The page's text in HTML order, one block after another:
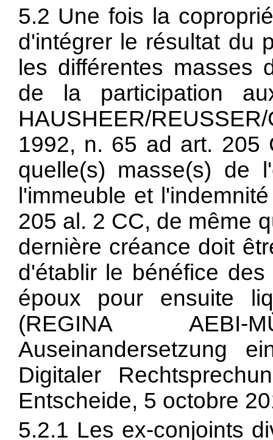
5.2 Une fois la
d'intégrer le résultat du
les différentes masses
de la participation
HAUSHEER/
1992, n. 65 ad art. 205
quelle(s) masse(s) de
l'immeuble et
205 al. 2 CC, de même
dernière créance doit
d'établir le bénéfice
époux pour ensuite
(REGINA AEBI-
Auseinandersetzung
Digitaler
Entscheide, 5 octobre
5.2.1 Les ex-conjoints